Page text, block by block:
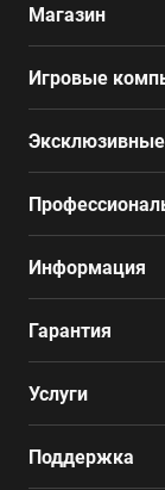
Магазин
Игровые
Эксклюзивные
Информация
Гарантия
Услуги
Поддержка